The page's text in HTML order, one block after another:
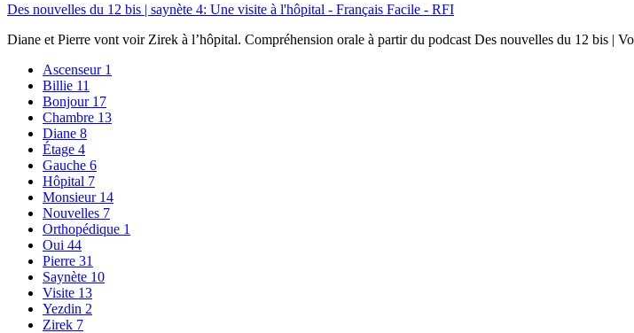
Des nouvelles du 12 bis | saynète 4: Une visite à l'hôpital - Français Facile - RFI
Diane et Pierre vont voir Zirek à l’hôpital. Compréhension orale à partir du podcast Des nouvelles du 12 bis |
Ascenseur 1
Billie 11
Bonjour 17
Chambre 13
Diane 8
Étage 4
Gauche 6
Hôpital 7
Monsieur 14
Nouvelles 7
Orthopédique 1
Oui 44
Pierre 31
Saynète 10
Visite 13
Yezdin 2
Zirek 7